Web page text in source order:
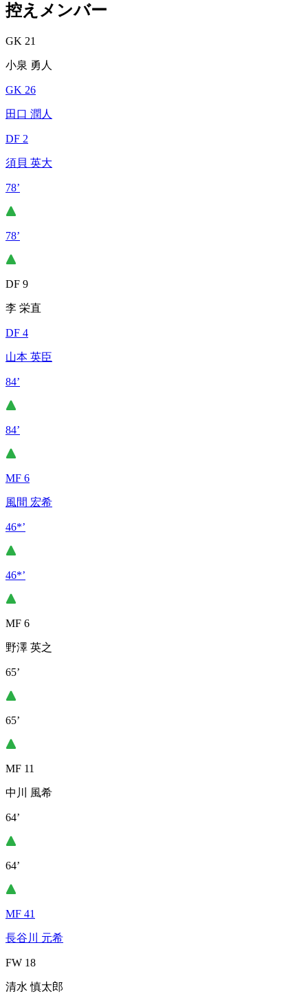
控えメンバー
GK 21
小泉 勇人
GK 26
田口 潤人
DF 2
須貝 英大
78’
78’
DF 9
李 栄直
DF 4
山本 英臣
84’
84’
MF 6
風間 宏希
46*’
46*’
MF 6
野澤 英之
65’
65’
MF 11
中川 風希
64’
64’
MF 41
長谷川 元希
FW 18
清水 慎太郎